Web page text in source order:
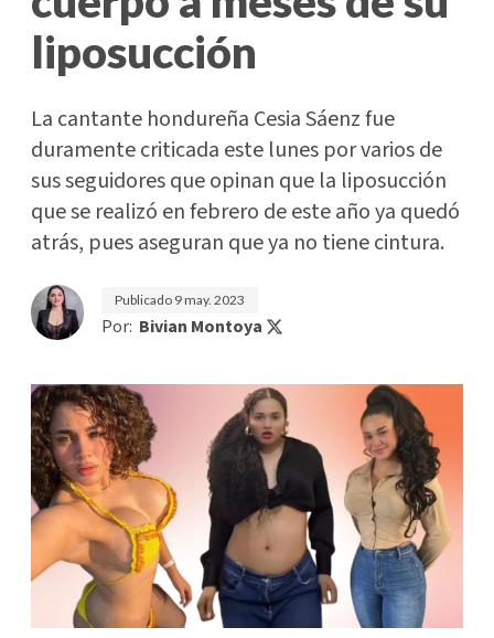
liposucción
La cantante hondureña Cesia Sáenz fue
duramente criticada este lunes por varios de
sus seguidores que opinan que la liposucción
que se realizó en febrero de este año ya quedó
atrás, pues aseguran que ya no tiene cintura.
Publicado 9 may. 2023
Por: Bivian Montoya